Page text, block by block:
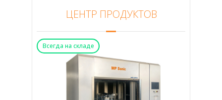
ЦЕНТР ПРОДУКТОВ
Всегда на складе